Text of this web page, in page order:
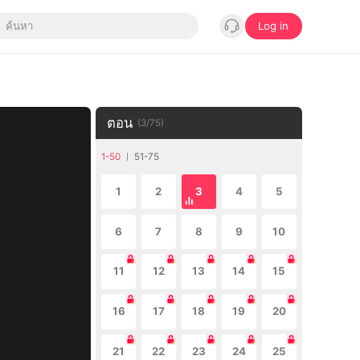
Log in
ตอน (3/75)
1-50 51-75
1 2 3 4 5
6 7 8 9 10
11 12 13 14 15
16 17 18 19 20
21 22 23 24 25